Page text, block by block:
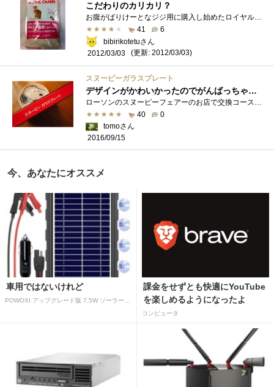
こだわりのカリカリ？
お腹がばりけーとなジジ用に購入し始めたロイヤルカナンですが味にうるさい華ちゃんには不評でなかなか2匹が共通するカリカリが見つからず「�...
41
6
bibirikotetuさん
2012/03/03
(更新: 2012/03/03)
スヌーピーガラスプレート
デザインがかわいかったのでがんばっちゃいました
ローソンのスヌーピーフェアーのお店で交換コースでもらえるスヌーピーガラスプレートです。シールを張り付けるシール台紙今回は対象商品と�...
40
0
tomoさん
2016/09/15
今、あなたにオススメ
車用ではないけれど
課金をせずとも快適にYouTube
を楽しめるようになったよ
コンピュータ